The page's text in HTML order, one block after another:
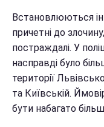
Встановлюються
причетні до
постраждалі. У
насправді було
території
та Київській.
бути набагато